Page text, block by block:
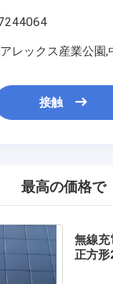
レックス産業公園,
接触
最高の価格で
無線
正方形